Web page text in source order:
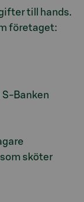
till hands.
företaget:
Banken
sköter